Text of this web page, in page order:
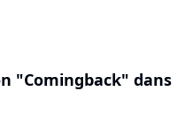
"Comingback" dans